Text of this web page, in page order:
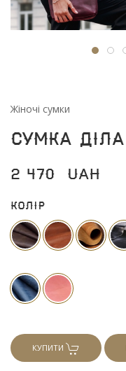
Жіночі сумки
Сумка Діла
2 470 UAH
Колір
КУПИТИ